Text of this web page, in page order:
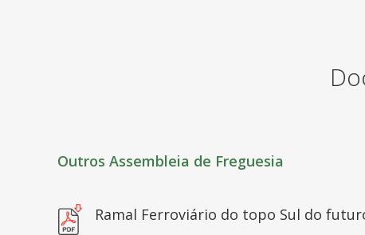
Outros Assembleia de Freguesia
Ramal Ferroviário do topo Sul do